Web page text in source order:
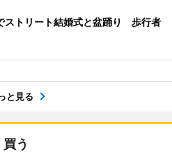
ストリート結婚式と盆踊り 歩行者
と見る
買う